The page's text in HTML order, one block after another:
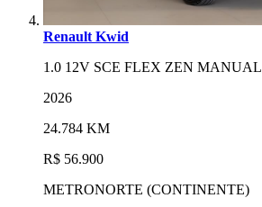
Renault Kwid
1.0 12V SCE FLEX ZEN MANUAL
2026
24.784 KM
R$ 56.900
METRONORTE (CONTINENTE)